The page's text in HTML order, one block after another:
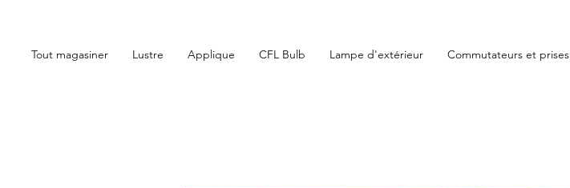
Tout magasiner Lustre Applique CFL Bulb Lampe d'extérieur Commutateurs et prises